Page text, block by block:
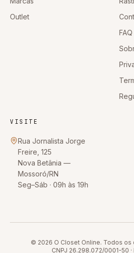
Outlet
FAQ
VISITE
Rua Jornalista Jorge
Freire, 125
Nova Betânia —
Mossoró/RN
Seg–Sáb · 09h às 19h
© 2026 O Closet Online. Todos os
CNPJ 26.298.072/0001-50 ·